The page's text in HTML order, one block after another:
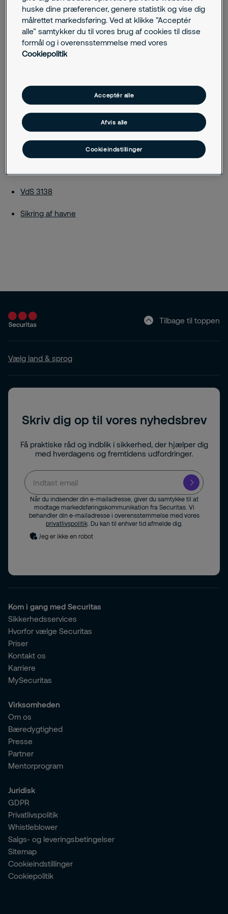
Standarder og certificeringer
DIN 77200
ISO 9001
ISO/IEC 27001
SCC**-VAZ 2021
VdS 3138
Sikring af havne
Tilbage til toppen
Vælg land & sprog
Skriv dig op til vores nyhedsbrev
Få praktiske råd og indblik i sikkerhed, der hjælper dig
med hverdagens og fremtidens udfordringer.
Når du indsender din e-mailadresse, giver du samtykke til at
modtage markedsføringskommunikation fra Securitas. Vi
behandler din e-mailadresse i overensstemmelse med vores
privatlivspolitik. Du kan til enhver tid afmelde dig.
Jeg er ikke en robot
Kom i gang med Securitas
Sikkerhedsservices
Hvorfor vælge Securitas
Priser
Kontakt os
Karriere
MySecuritas
Virksomheden
Om os
Bæredygtighed
Presse
Partner
Mentorprogram
Juridisk
GDPR
Privatlivspolitik
Whistleblower
Salgs- og leveringsbetingelser
Sitemap
Cookieindstillinger
Cookiepolitik
huske dine præferencer, genere statistik og vise dig
målrettet markedsføring. Ved at klikke ”Acceptér
alle” samtykker du til vores brug af cookies til disse
formål og i overensstemmelse med vores
Cookiepolitik
Cookieindstillinger
Afvis alle
Acceptér alle